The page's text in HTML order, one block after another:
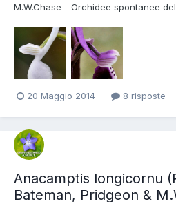
M.W.Chase - Orchidee spontanee
20 Maggio 2014 8 risposte
Anacamptis longicornu
Bateman, Pridgeon &